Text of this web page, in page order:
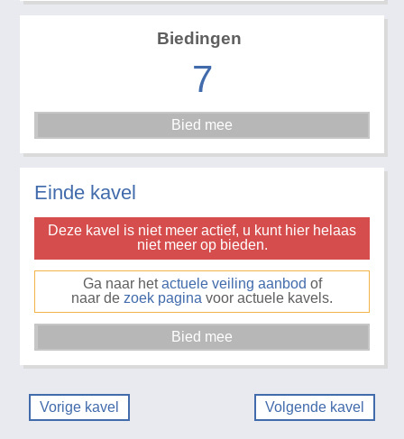
Biedingen
7
Einde kavel
Deze kavel is niet meer actief, u kunt hier helaas
niet meer op bieden.
Ga naar hetactuele veiling aanbod of
naar de zoek pagina voor actuele kavels.
Vorige kavel Volgende kavel